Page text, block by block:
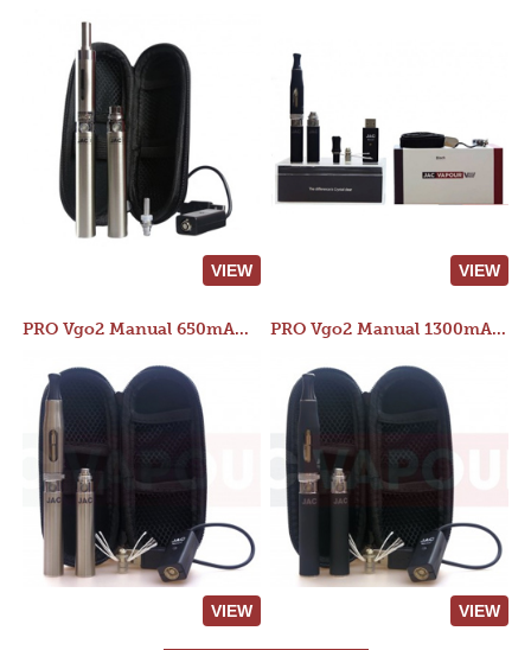
VIEW VIEW
PRO Vgo2 Manual 650mAh Kit
VIEW
PRO Vgo2 Manual 1300mAh Kit
VIEW